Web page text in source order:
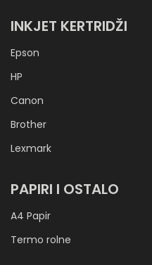
INKJET KERTRIDŽI
Epson
HP
Canon
Brother
Lexmark
PAPIRI I OSTALO
A4 Papir
Termo rolne